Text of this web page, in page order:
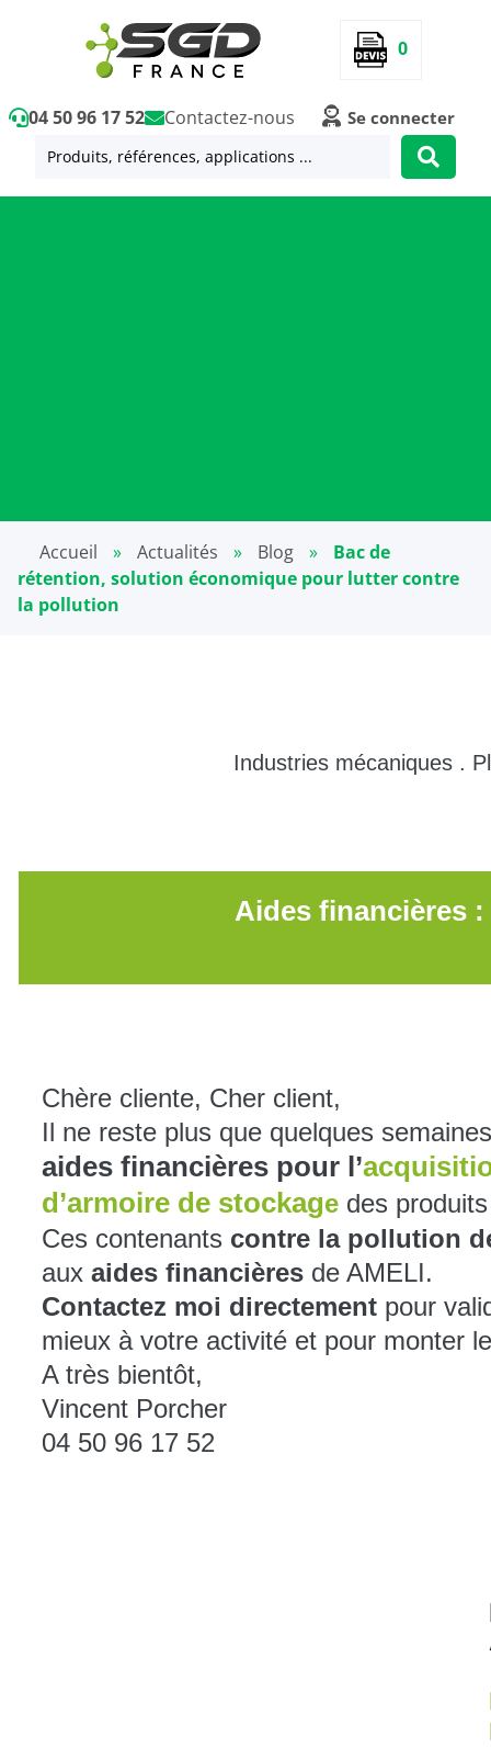
0
04 50 96 17 52 Contactez-nous Se connecter
Accueil » Actualités » Blog »
Bac de
rétention, solution économique pour lutter contre
la pollution
Industries mécaniques .
Aides financières
Chère cliente, Cher client,
Il ne reste plus que quelques
aides financières pour l’
d’armoire de stockage des
Ces contenants contre la pollution
aux aides financières de AMELI.
Contactez moi directement pour
mieux à votre activité et pour monter
A très bientôt,
Vincent Porcher
04 50 96 17 52